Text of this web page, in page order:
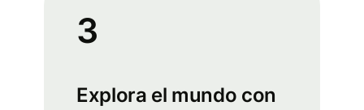
3
Explora el mundo con